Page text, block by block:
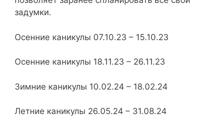
задумки.
Осенние каникулы 07.10.23 – 15.10.23
Осенние каникулы 18.11.23 – 26.11.23
Зимние каникулы 10.02.24 – 18.02.24
Летние каникулы 26.05.24 – 31.08.24